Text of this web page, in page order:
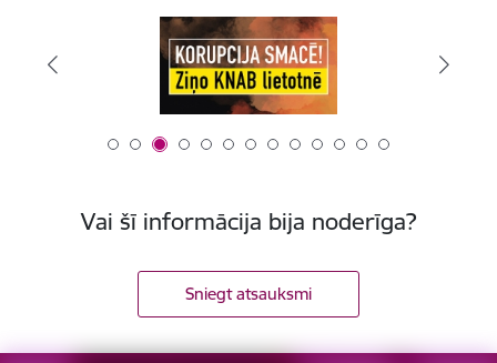
Vai šī informācija bija noderīga?
Sniegt atsauksmi